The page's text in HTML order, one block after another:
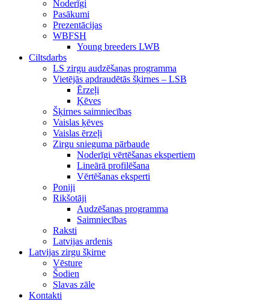
Noderīgi
Pasākumi
Prezentācijas
WBFSH
Young breeders LWB
Ciltsdarbs
LS zirgu audzēšanas programma
Vietējās apdraudētās šķirnes – LSB
Ērzeļi
Ķēves
Šķirnes saimniecības
Vaislas ķēves
Vaislas ērzeļi
Zirgu snieguma pārbaude
Noderīgi vērtēšanas ekspertiem
Lineārā profilēšana
Vērtēšanas eksperti
Poniji
Rikšotāji
Audzēšanas programma
Saimniecības
Raksti
Latvijas ardenis
Latvijas zirgu šķirne
Vēsture
Šodien
Slavas zāle
Kontakti